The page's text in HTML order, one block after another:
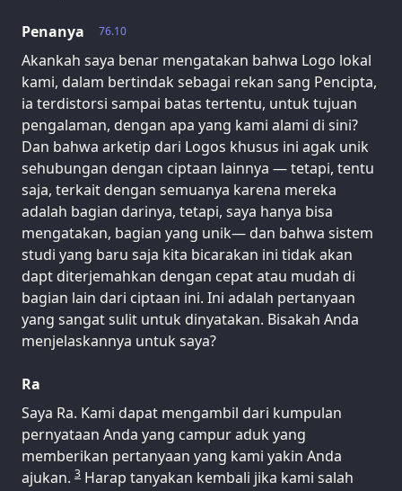
76.10
Penanya
Akankah saya benar mengatakan bahwa Logo lokal
kami, dalam bertindak sebagai rekan sang Pencipta,
ia terdistorsi sampai batas tertentu, untuk tujuan
pengalaman, dengan apa yang kami alami di sini?
Dan bahwa arketip dari Logos khusus ini agak unik
sehubungan dengan ciptaan lainnya — tetapi, tentu
saja, terkait dengan semuanya karena mereka
adalah bagian darinya, tetapi, saya hanya bisa
mengatakan, bagian yang unik— dan bahwa sistem
studi yang baru saja kita bicarakan ini tidak akan
dapt diterjemahkan dengan cepat atau mudah di
bagian lain dari ciptaan ini. Ini adalah pertanyaan
yang sangat sulit untuk dinyatakan. Bisakah Anda
menjelaskannya untuk saya?
Ra
Saya Ra. Kami dapat mengambil dari kumpulan
pernyataan Anda yang campur aduk yang
memberikan pertanyaan yang kami yakin Anda
ajukan. 3 Harap tanyakan kembali jika kami salah